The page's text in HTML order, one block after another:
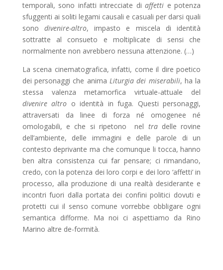
temporali, sono infatti intrecciate diaffetti e potenza
sfuggenti ai soliti legami causali e casuali per darsi quali
sonodivenire-altro, impasto e miscela di identità
sottratte al consueto e moltiplicate di sensi che
normalmente non avrebbero nessuna attenzione. (…)
La scena cinematografica, infatti, come il dire poetico
dei personaggi che anima Liturgia dei miserabili, ha la
stessa valenza metamorfica virtuale-attuale del
divenire altro o identità in fuga. Questi personaggi,
attraversati da linee di forza né omogenee né
omologabili, e che si ripetono nel tradelle rovine
dell’ambiente, delle immagini e delle parole di un
contesto deprivante ma che comunque li tocca, hanno
ben altra consistenza cui far pensare; ci rimandano,
credo, con la potenza dei loro corpi e dei loro ‘affetti’ in
processo, alla produzione di una realtà desiderante e
incontri fuori dalla portata dei confini politici dovuti e
protetti cui il senso comune vorrebbe obbligare ogni
semantica difforme. Ma noi ci aspettiamo da Rino
Marino altre de-formità.